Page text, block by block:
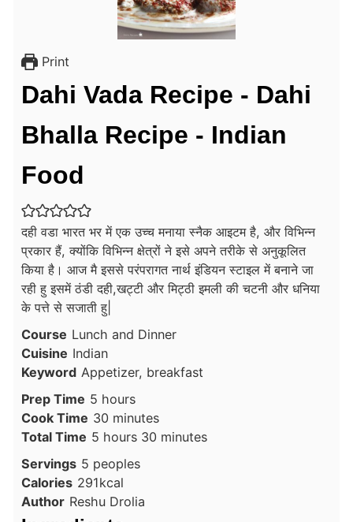
Print
Dahi Vada Recipe - Dahi
Bhalla Recipe - Indian
Food
दही वडा भारत भर में एक उच्च मनाया स्नैक आइटम है, और विभिन्न
प्रकार हैं, क्योंकि विभिन्न क्षेत्रों ने इसे अपने तरीके से अनुकूलित
किया है। आज मै इससे परंपरागत नार्थ इंडियन स्टाइल में बनाने जा
रही हु इसमें ठंडी दही,खट्टी और मिट्ठी इमली की चटनी और धनिया
के पत्ते से सजाती हु|
Course Lunch and Dinner
Cuisine Indian
Keyword Appetizer, breakfast
Prep Time 5 hours
hours
Cook Time 30 minutes
minutes
Total Time 5 hours
hours 30 minutes
minutes
Servings 5 peoples
Calories 291kcal
Author Reshu Drolia